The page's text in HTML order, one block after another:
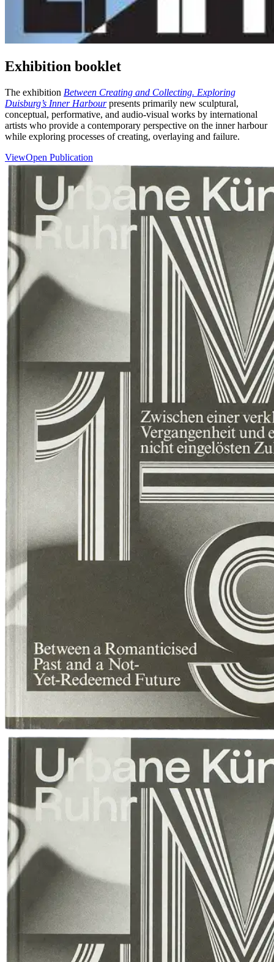
Exhibition booklet
The exhibition Between Creating and Collecting. Exploring
Duisburg’s Inner Harbourpresents primarily new sculptural,
conceptual, performative, and audio-visual works by international
artists who provide a contemporary perspective on the inner harbour
while exploring processes of creating, overlaying and failure.
ViewOpen Publication